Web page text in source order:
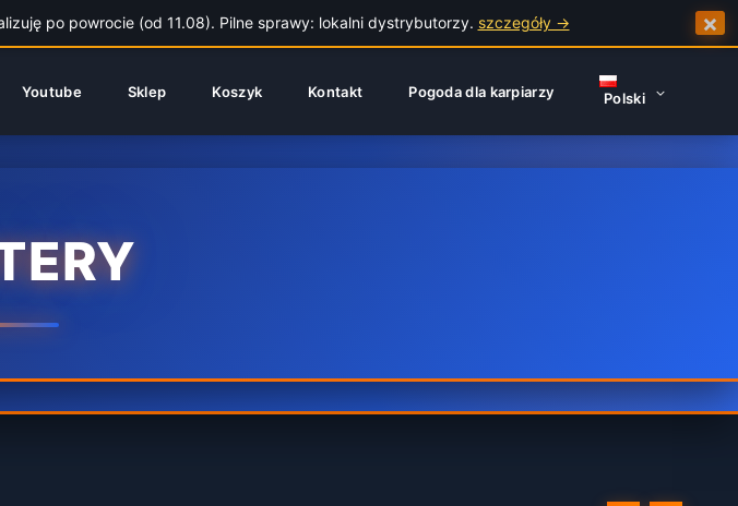
po powrocie (od 11.08). Pilne sprawy: lokalni dystrybutorzy. szczegóły → ×
Youtube Sklep Koszyk Kontakt Pogoda dla karpiarzy Polski